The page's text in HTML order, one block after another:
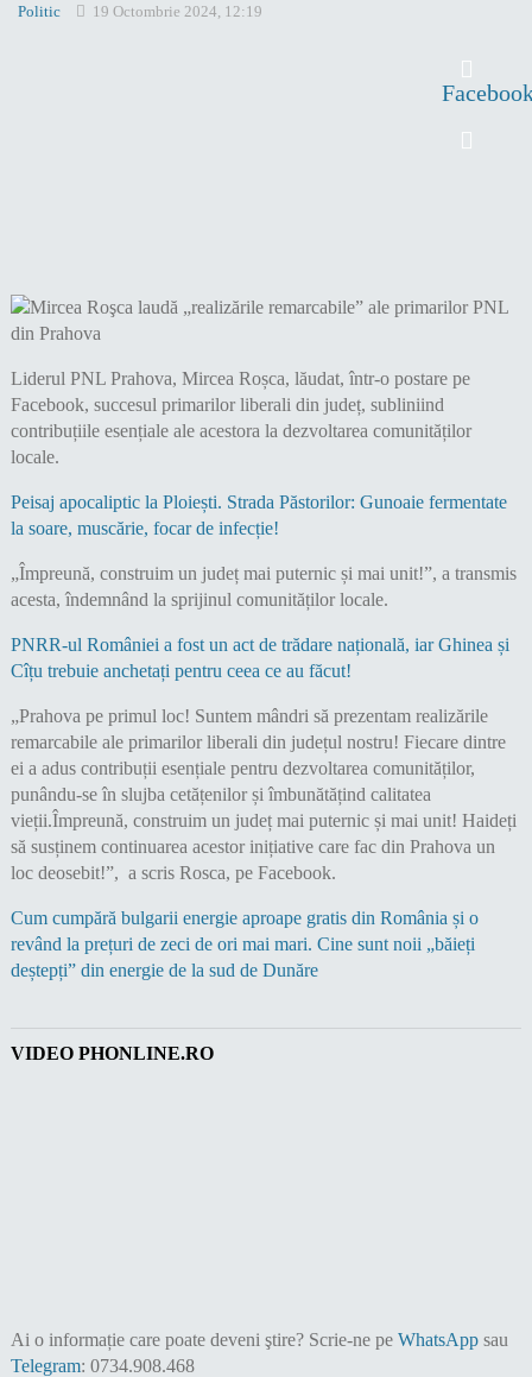
Politic 19 Octombrie 2024, 12:19
Liderul PNL Prahova, Mircea Roșca, lăudat, într-o postare pe
Facebook, succesul primarilor liberali din județ, subliniind
contribuțiile esențiale ale acestora la dezvoltarea comunităților
locale.
Peisaj apocaliptic la Ploiești. Strada Păstorilor: Gunoaie fermentate
la soare, muscărie, focar de infecție!
„Împreună, construim un județ mai puternic și mai unit!”, a transmis
acesta, îndemnând la sprijinul comunităților locale.
PNRR-ul României a fost un act de trădare națională, iar Ghinea și
Cîțu trebuie anchetați pentru ceea ce au făcut!
„Prahova pe primul loc! Suntem mândri să prezentam realizările
remarcabile ale primarilor liberali din județul nostru! Fiecare dintre
ei a adus contribuții esențiale pentru dezvoltarea comunităților,
punându-se în slujba cetățenilor și îmbunătățind calitatea
vieții.Împreună, construim un județ mai puternic și mai unit! Haideți
să susținem continuarea acestor inițiative care fac din Prahova un
loc deosebit!”, a scris Rosca, pe Facebook.
Cum cumpără bulgarii energie aproape gratis din România și o
revând la prețuri de zeci de ori mai mari. Cine sunt noii „băieți
deștepți” din energie de la sud de Dunăre
VIDEO PHONLINE.RO
Ai o informație care poate deveni ştire? Scrie-ne pe WhatsAppsau
Telegram: 0734.908.468